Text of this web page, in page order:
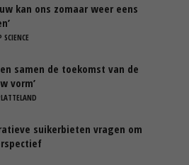
kan ons zomaar weer eens
SCIENCE
samen de toekomst van de
vorm’
suikerbieten vragen om